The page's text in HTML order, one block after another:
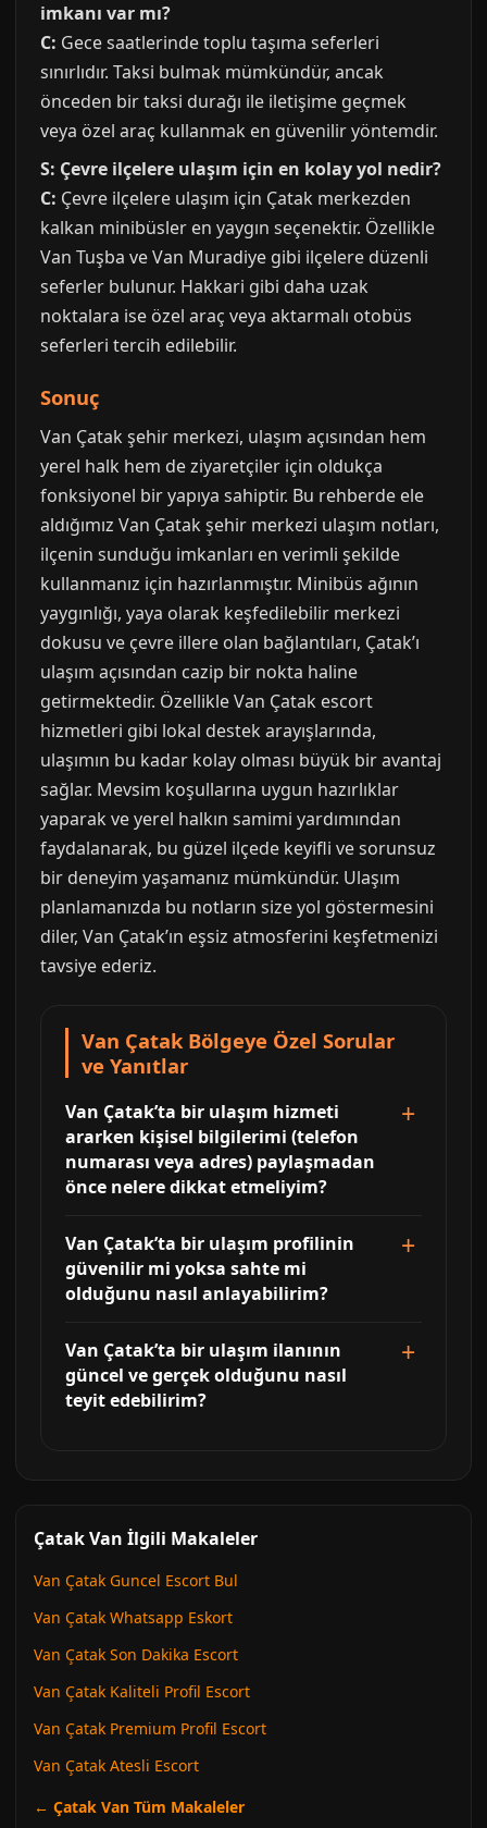
imkanı var mı?
C: Gece saatlerinde toplu taşıma seferleri
sınırlıdır. Taksi bulmak mümkündür, ancak
önceden bir taksi durağı ile iletişime geçmek
veya özel araç kullanmak en güvenilir yöntemdir.
S: Çevre ilçelere ulaşım için en kolay yol nedir?
C: Çevre ilçelere ulaşım için Çatak merkezden
kalkan minibüsler en yaygın seçenektir. Özellikle
Van Tuşba ve Van Muradiye gibi ilçelere düzenli
seferler bulunur. Hakkari gibi daha uzak
noktalara ise özel araç veya aktarmalı otobüs
seferleri tercih edilebilir.
Sonuç
Van Çatak şehir merkezi, ulaşım açısından hem
yerel halk hem de ziyaretçiler için oldukça
fonksiyonel bir yapıya sahiptir. Bu rehberde ele
aldığımız Van Çatak şehir merkezi ulaşım notları,
ilçenin sunduğu imkanları en verimli şekilde
kullanmanız için hazırlanmıştır. Minibüs ağının
yaygınlığı, yaya olarak keşfedilebilir merkezi
dokusu ve çevre illere olan bağlantıları, Çatak’ı
ulaşım açısından cazip bir nokta haline
getirmektedir. Özellikle Van Çatak escort
hizmetleri gibi lokal destek arayışlarında,
ulaşımın bu kadar kolay olması büyük bir avantaj
sağlar. Mevsim koşullarına uygun hazırlıklar
yaparak ve yerel halkın samimi yardımından
faydalanarak, bu güzel ilçede keyifli ve sorunsuz
bir deneyim yaşamanız mümkündür. Ulaşım
planlamanızda bu notların size yol göstermesini
diler, Van Çatak’ın eşsiz atmosferini keşfetmenizi
tavsiye ederiz.
Van Çatak Bölgeye Özel Sorular
ve Yanıtlar
Van Çatak’ta bir ulaşım hizmeti
ararken kişisel bilgilerimi (telefon
numarası veya adres) paylaşmadan
önce nelere dikkat etmeliyim?
Van Çatak’ta bir ulaşım profilinin
güvenilir mi yoksa sahte mi
olduğunu nasıl anlayabilirim?
Van Çatak’ta bir ulaşım ilanının
güncel ve gerçek olduğunu nasıl
teyit edebilirim?
Çatak Van İlgili Makaleler
Van Çatak Guncel Escort Bul
Van Çatak Whatsapp Eskort
Van Çatak Son Dakika Escort
Van Çatak Kaliteli Profil Escort
Van Çatak Premium Profil Escort
Van Çatak Atesli Escort
← Çatak Van Tüm Makaleler